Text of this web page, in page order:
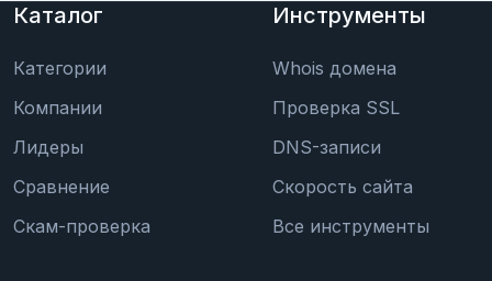
Каталог
Категории
Компании
Лидеры
Сравнение
Скам-проверка
Инструменты
Whois домена
Проверка SSL
DNS-записи
Скорость сайта
Все инструменты